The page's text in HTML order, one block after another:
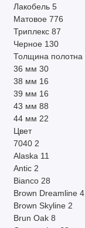
Лакобель 5
Матовое 776
Триплекс 87
Черное 130
Толщина полотна
36 мм 30
38 мм 16
39 мм 16
43 мм 88
44 мм 22
Цвет
7040 2
Alaska 11
Antic 2
Bianco 28
Brown Dreamline 4
Brown Skyline 2
Brun Oak 8